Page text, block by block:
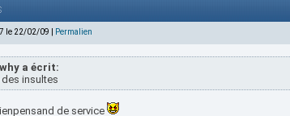
le 22/02/09 | Permalien
a écrit:
insultes
de service